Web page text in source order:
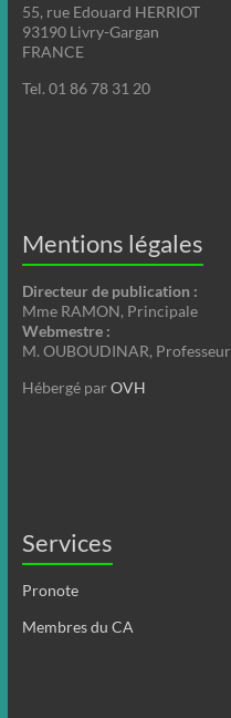
55, rue Edouard HERRIOT
93190 Livry-Gargan
FRANCE
Tel. 01 86 78 31 20
Mentions légales
Directeur de publication :
Mme RAMON, Principale
Webmestre :
M. OUBOUDINAR, Professeur
Hébergé par OVH
Services
Pronote
Membres du CA